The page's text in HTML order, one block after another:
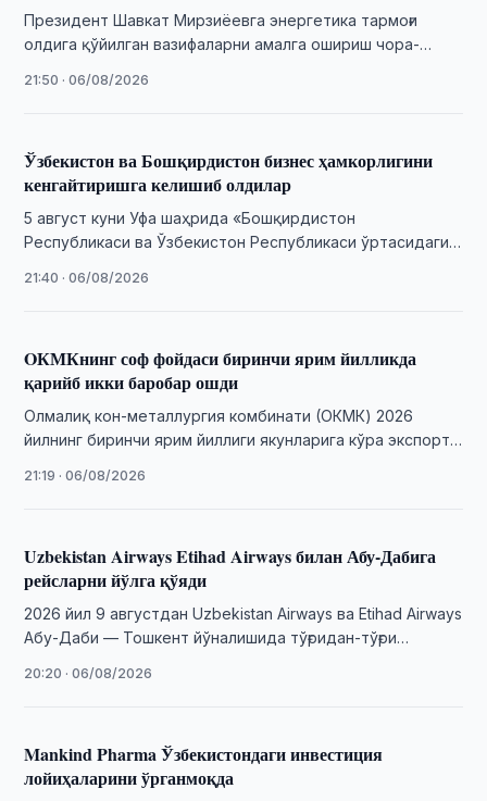
Президент Шавкат Мирзиёевга энергетика тармоғи
олдига қўйилган вазифаларни амалга ошириш чора-
21:50 · 06/08/2026
Ўзбекистон ва Бошқирдистон бизнес ҳамкорлигини
кенгайтиришга келишиб олдилар
5 август куни Уфа шаҳрида «Бошқирдистон
Республикаси ва Ўзбекистон Республикаси ўртасидаги
форум бўлиб ўтди.
21:40 · 06/08/2026
OКМКнинг соф фойдаси биринчи ярим йилликда
қарийб икки баробар ошди
Олмалиқ кон-металлургия комбинати (OКМК) 2026
йилнинг биринчи ярим йиллиги якунларига кўра экспорт
ва қарз юкининг …
21:19 · 06/08/2026
Uzbekistan Airways Etihad Airways билан Абу-Дабига
рейсларни йўлга қўяди
2026 йил 9 августдан Uzbekistan Airways ва Etihad Airways
Абу-Даби — Тошкент йўналишида тўғридан-тўғри
20:20 · 06/08/2026
Mankind Pharma Ўзбекистондаги инвестиция
лойиҳаларини ўрганмоқда